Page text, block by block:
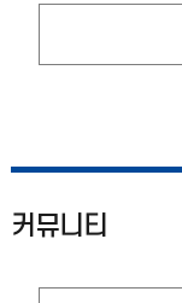
커뮤니티